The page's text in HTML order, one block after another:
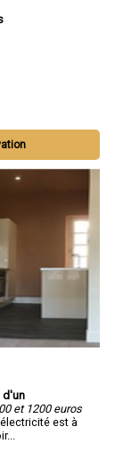
d'un
et 1200 euros
est à